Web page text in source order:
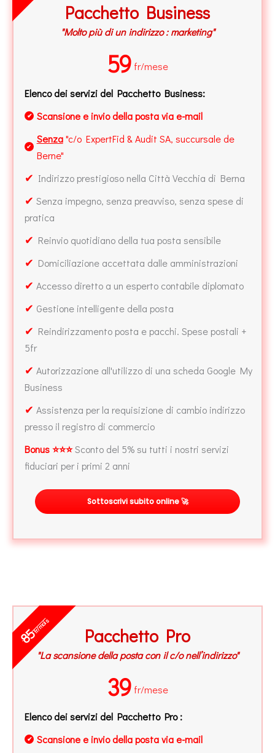
Pacchetto Business
"Molto più di un indirizzo : marketing"
59 fr/mese
Elenco dei servizi del Pacchetto Business:
✔ Scansione e invio della posta via e-mail
✔
Senza"c/o ExpertFid & Audit SA, succursale de
Berne"
✔ Indirizzo prestigioso nella Città Vecchia di Berna
✔ Senza impegno, senza preavviso, senza spese di
pratica
✔ Reinvio quotidiano della tua posta sensibile
✔ Domiciliazione accettata dalle amministrazioni
✔ Accesso diretto a un esperto contabile diplomato
✔ Gestione intelligente della posta
✔ Reindirizzamento posta e pacchi. Spese postali +
5fr
✔ Autorizzazione all'utilizzo di una scheda Google My
Business
✔ Assistenza per la requisizione di cambio indirizzo
presso il registro di commercio
Bonus ⭐⭐⭐Sconto del 5% su tutti i nostri servizi
fiduciari per i primi 2 anni
Sottoscrivi subito online 🚀
Pacchetto Pro
"La scansione della posta con il c/o nell’indirizzo"
39 fr/mese
Elenco dei servizi del Pacchetto Pro :
✔ Scansione e invio della posta via e-mail
85fr/mois